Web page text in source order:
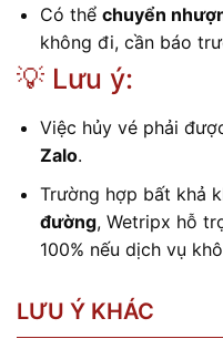
Có thể chuyển
không đi, cần báo
💡 Lưu ý:
Việc hủy vé phải
Zalo.
Trường hợp bất khả
đường, Wetripx hỗ
100% nếu dịch vụ
LƯU Ý KHÁC